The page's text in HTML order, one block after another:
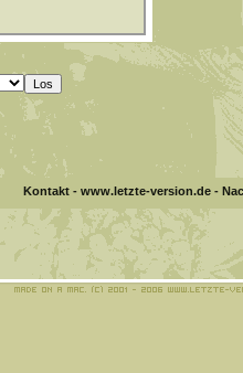
Kontakt- www.letzte-version.de-